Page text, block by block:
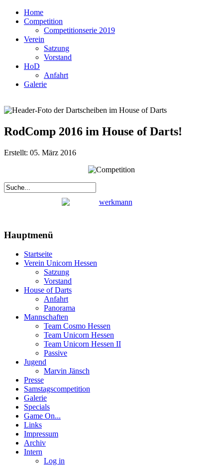
Home
Competition
Competitionserie 2019
Verein
Satzung
Vorstand
HoD
Anfahrt
Galerie
RodComp 2016 im House of Darts!
Erstellt: 05. März 2016
Hauptmenü
Startseite
Verein Unicorn Hessen
Satzung
Vorstand
House of Darts
Anfahrt
Panorama
Mannschaften
Team Cosmo Hessen
Team Unicorn Hessen
Team Unicorn Hessen II
Passive
Jugend
Marvin Jänsch
Presse
Samstagscompetition
Galerie
Specials
Game On...
Links
Impressum
Archiv
Intern
Log in